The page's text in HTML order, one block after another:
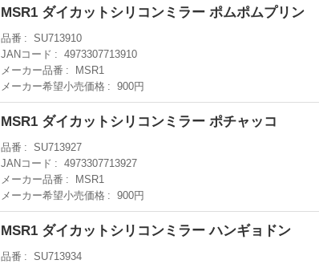
MSR1 ダイカットシリコンミラー ポムポムプリン
品番
SU713910
JANコード
4973307713910
メーカー品番
MSR1
メーカー希望小売価格
900円
MSR1 ダイカットシリコンミラー ポチャッコ
品番
SU713927
JANコード
4973307713927
メーカー品番
MSR1
メーカー希望小売価格
900円
MSR1 ダイカットシリコンミラー ハンギョドン
品番
SU713934